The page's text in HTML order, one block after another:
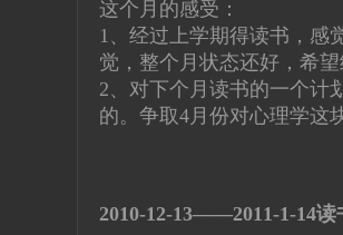
这个月的感受：
1、经过上学期得读书，感
觉，整个月状态还好，希
2、对下个月读书的一个计
的。争取4月份对心理学这
2010-12-13——2011-1-14读